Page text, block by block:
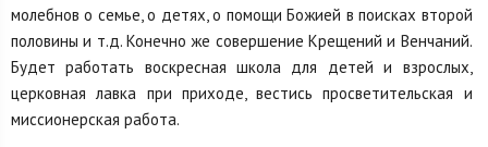
молебнов о семье, о детях, о помощи Божией в поисках второй
половины и т.д. Конечно же совершение Крещений и Венчаний.
Будет работать воскресная школа для детей и взрослых,
церковная лавка при приходе, вестись просветительская и
миссионерская работа.